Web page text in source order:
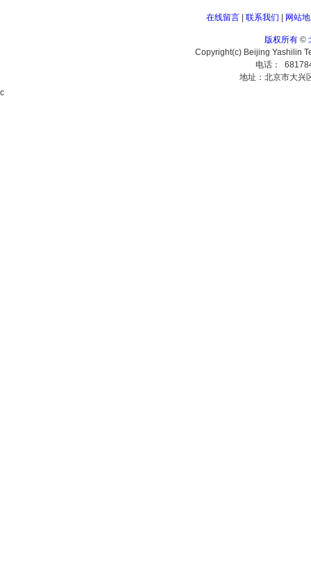
在线留言| 联系我们 网站
版权所有©
Copyright(c) Beijing Yashilin
电话：
地址：北京市大兴
c